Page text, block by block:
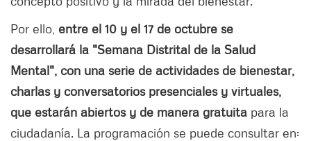
Por ello, entre el 10 y el 17 de octubre se
desarrollará la "Semana Distrital de la Salud
Mental", con una serie de actividades de bienestar,
charlas y conversatorios presenciales y virtuales,
que estarán abiertos y de manera gratuita para la
ciudadanía. La programación se puede consultar en: